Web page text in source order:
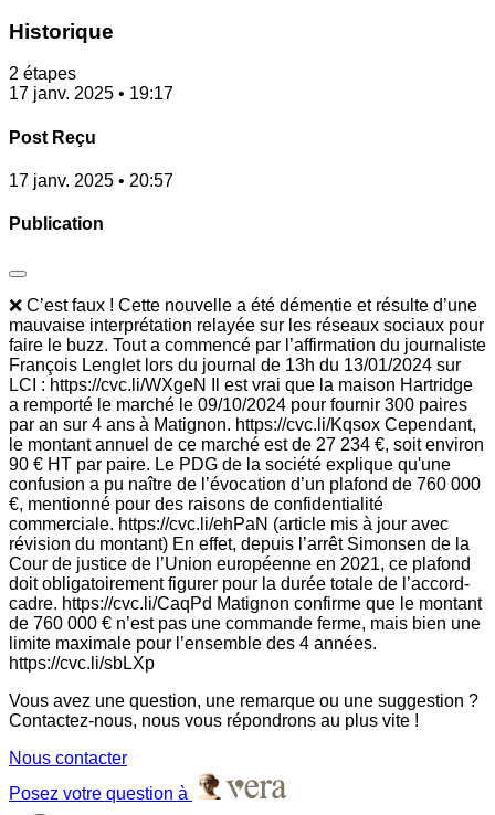
Historique
2 étapes
17 janv. 2025 • 19:17
Post Reçu
17 janv. 2025 • 20:57
Publication
❌ C’est faux ! Cette nouvelle a été démentie et résulte d’une
mauvaise interprétation relayée sur les réseaux sociaux pour
faire le buzz. Tout a commencé par l’affirmation du journaliste
François Lenglet lors du journal de 13h du 13/01/2024 sur
LCI : https://cvc.li/WXgeN Il est vrai que la maison Hartridge
a remporté le marché le 09/10/2024 pour fournir 300 paires
par an sur 4 ans à Matignon. https://cvc.li/Kqsox Cependant,
le montant annuel de ce marché est de 27 234 €, soit environ
90 € HT par paire. Le PDG de la société explique qu'une
confusion a pu naître de l’évocation d’un plafond de 760 000
€, mentionné pour des raisons de confidentialité
commerciale. https://cvc.li/ehPaN (article mis à jour avec
révision du montant) En effet, depuis l’arrêt Simonsen de la
Cour de justice de l’Union européenne en 2021, ce plafond
doit obligatoirement figurer pour la durée totale de l’accord-
cadre. https://cvc.li/CaqPd Matignon confirme que le montant
de 760 000 € n’est pas une commande ferme, mais bien une
limite maximale pour l’ensemble des 4 années.
https://cvc.li/sbLXp
Vous avez une question, une remarque ou une suggestion ?
Contactez-nous, nous vous répondrons au plus vite !
Nous contacter
Posez votre question à